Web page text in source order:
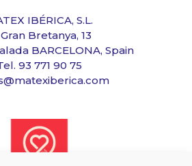
IBÉRICA, S.L.
Bretanya, 13
BARCELONA, Spain
93 771 90 75